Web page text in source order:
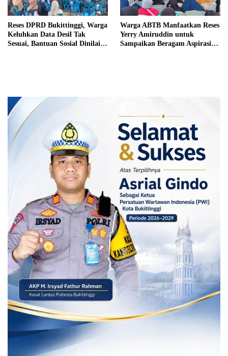
Reses DPRD Bukittinggi, Warga
Keluhkan Data Desil Tak
Sesuai, Bantuan Sosial Dinilai
Warga ABTB Manfaatkan Reses
Yerry Amiruddin untuk
Sampaikan Beragam Aspirasi